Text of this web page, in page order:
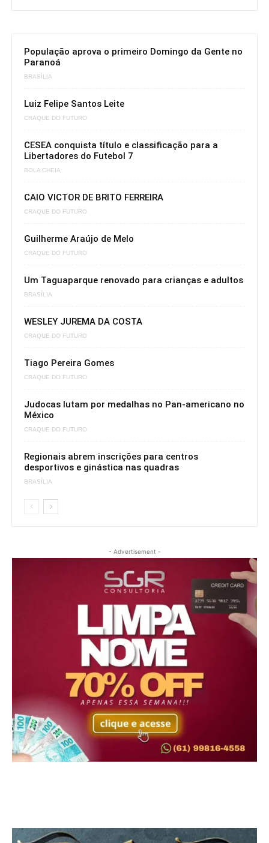
População aprova o primeiro Domingo da Gente no
Paranoá
BRASÍLIA
Luiz Felipe Santos Leite
CRAQUE DO FUTURO
CESEA conquista título e classificação para a
Libertadores do Futebol 7
BOLA CHEIA
CAIO VICTOR DE BRITO FERREIRA
CRAQUE DO FUTURO
Guilherme Araújo de Melo
CRAQUE DO FUTURO
Um Taguaparque renovado para crianças e adultos
BRASÍLIA
WESLEY JUREMA DA COSTA
CRAQUE DO FUTURO
Tiago Pereira Gomes
CRAQUE DO FUTURO
Judocas lutam por medalhas no Pan-americano no
México
CRAQUE DO FUTURO
Regionais abrem inscrições para centros
desportivos e ginástica nas quadras
BRASÍLIA
- Advertisement -